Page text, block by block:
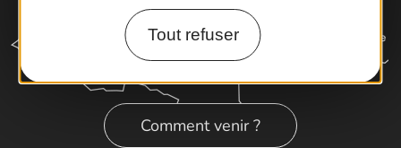
Tout refuser
Comment venir ?